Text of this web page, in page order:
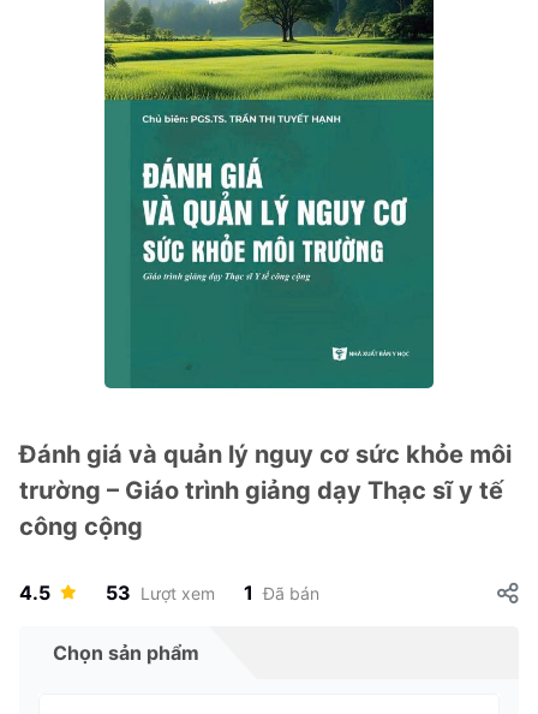
Đánh giá và quản lý nguy cơ sức khỏe môi
trường – Giáo trình giảng dạy Thạc sĩ y tế
công cộng
4.5 53 Lượt xem 1 Đã bán
Chọn sản phẩm